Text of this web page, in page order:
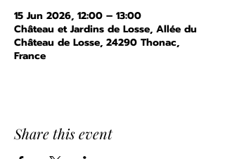
15 Jun 2026, 12:00 – 13:00
Château et Jardins de Losse, Allée du
Château de Losse, 24290 Thonac,
France
Share this event